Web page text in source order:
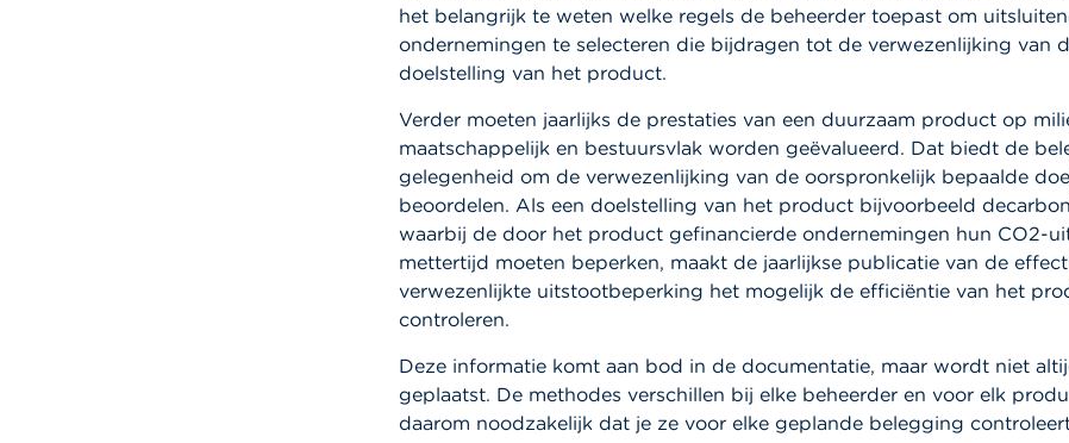
het belangrijk te weten welke regels de beheerder toepast om
ondernemingen te selecteren die bijdragen tot de verwezenlijking van
doelstelling van het product.
Verder moeten jaarlijks de prestaties van een duurzaam product op
maatschappelijk en bestuursvlak worden geëvalueerd. Dat biedt de
gelegenheid om de verwezenlijking van de oorspronkelijk bepaalde
beoordelen. Als een doelstelling van het product bijvoorbeeld
waarbij de door het product gefinancierde ondernemingen hun CO2-
mettertijd moeten beperken, maakt de jaarlijkse publicatie van de
verwezenlijkte uitstootbeperking het mogelijk de efficiëntie van het
controleren.
Deze informatie komt aan bod in de documentatie, maar wordt niet
geplaatst. De methodes verschillen bij elke beheerder en voor elk
daarom noodzakelijk dat je ze voor elke geplande belegging